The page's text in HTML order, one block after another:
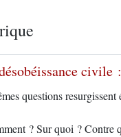
questions
? Sur quoi ? Contre